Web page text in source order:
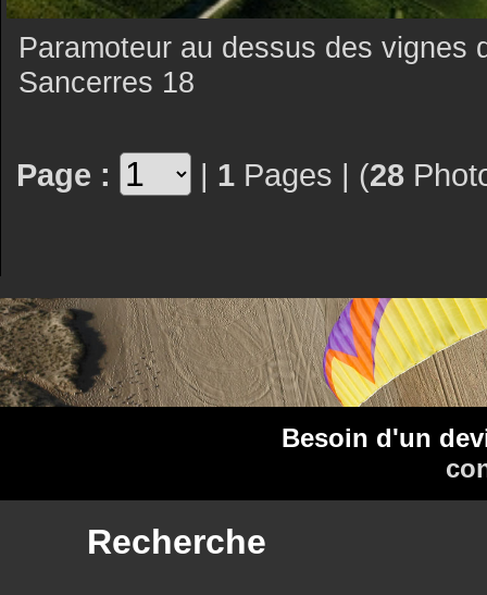
Paramoteur au dessus des vignes
Sancerres 18
Page : | 1 Pages | (28
Besoin d'un
Recherche